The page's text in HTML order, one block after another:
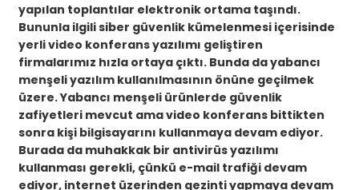
yapılan toplantılar elektronik ortama taşındı.
Bununla ilgili siber güvenlik kümelenmesi içerisinde
yerli video konferans yazılımı geliştiren
firmalarımız hızla ortaya çıktı. Bunda da yabancı
menşeli yazılım kullanılmasının önüne geçilmek
üzere. Yabancı menşeli ürünlerde güvenlik
zafiyetleri mevcut ama video konferans bittikten
sonra kişi bilgisayarını kullanmaya devam ediyor.
Burada da muhakkak bir antivirüs yazılımı
kullanması gerekli, çünkü e-mail trafiği devam
ediyor, internet üzerinden gezinti yapmaya devam